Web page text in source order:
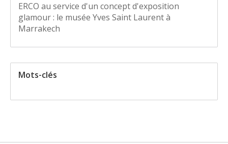
ERCO au service d'un concept d'exposition
glamour : le musée Yves Saint Laurent à
Marrakech
Mots-clés